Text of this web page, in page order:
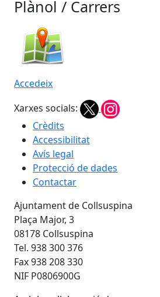
Plànol / Carrers
Accedeix
Xarxes socials:
Crèdits
Accessibilitat
Avís legal
Protecció de dades
Contactar
Ajuntament de Collsuspina
Plaça Major, 3
08178 Collsuspina
Tel. 938 300 376
Fax 938 208 330
NIF P0806900G